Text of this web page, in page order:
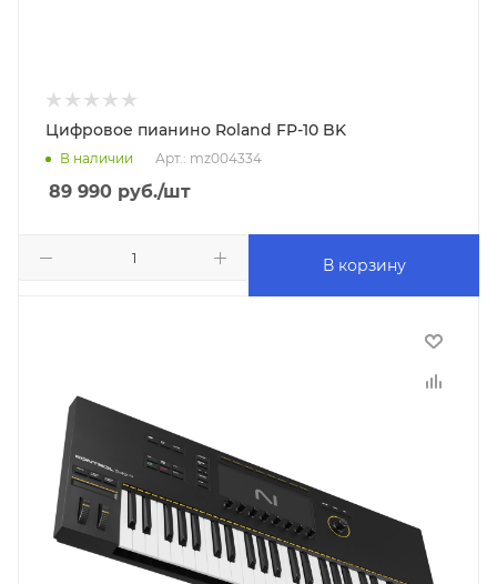
Цифровое пианино Roland FP-10 BK
В наличии Арт.: mz004334
89 990 руб./шт
В корзину